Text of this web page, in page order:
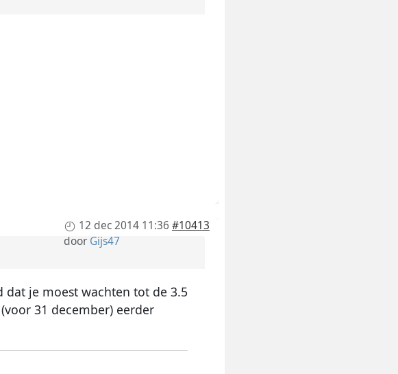
12 dec 2014 11:36 #10413
doorGijs47
dat je moest wachten tot de 3.5
31 december) eerder